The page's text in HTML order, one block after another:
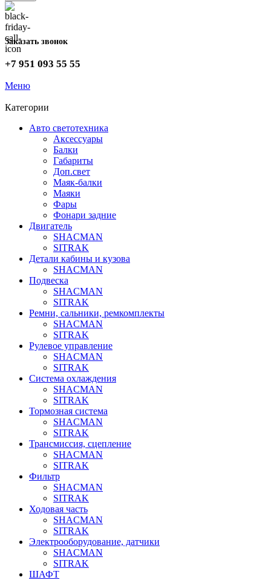
Заказать звонок
+7 951 093 55 55
Меню
Категории
Авто светотехника
Аксессуары
Балки
Габариты
Доп.свет
Маяк-балки
Маяки
Фары
Фонари задние
Двигатель
SHACMAN
SITRAK
Детали кабины и кузова
SHACMAN
Подвеска
SHACMAN
SITRAK
Ремни, сальники, ремкомплекты
SHACMAN
SITRAK
Рулевое управление
SHACMAN
SITRAK
Система охлаждения
SHACMAN
SITRAK
Тормозная система
SHACMAN
SITRAK
Трансмиссия, сцепление
SHACMAN
SITRAK
Фильтр
SHACMAN
SITRAK
Ходовая часть
SHACMAN
SITRAK
Электрооборудование, датчики
SHACMAN
SITRAK
ШАФТ